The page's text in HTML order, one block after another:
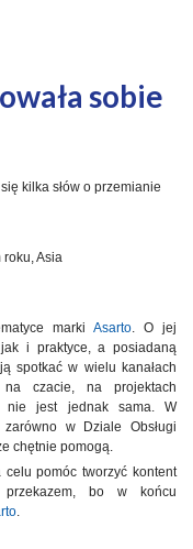
sobie
kilka słów o przemianie
roku, Asia
markiAsarto. O jej
i praktyce, a posiadaną
spotkać w wielu kanałach
czacie, na projektach
nie jest jednak sama. W
w Dziale Obsługi
chętnie pomogą.
pomóc tworzyć kontent
przekazem, bo w końcu
.